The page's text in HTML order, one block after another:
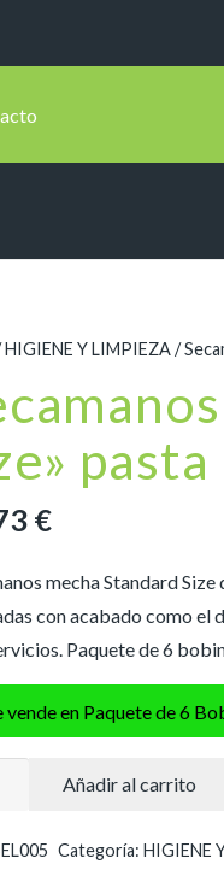
HIGIENE Y LIMPIEZA/
€
mecha Standard
con acabado como el
Paquete de 6
vende en Paquete de 6
Añadir al carrito
Categoría: HIGIENE